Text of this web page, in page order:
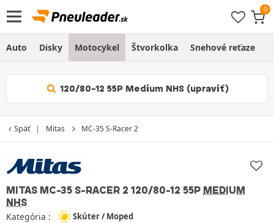
Auto Disky Motocykel Štvorkolka Snehové reťaze
120/80-12 55P Medium NHS (upraviť)
Späť Mitas MC-35 S-Racer 2
MITAS MC-35 S-RACER 2 120/80-12 55P MEDIUM
NHS
Kategória : Skúter / Moped